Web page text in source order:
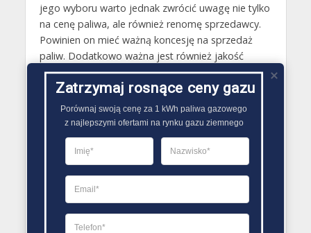
jego wyboru warto jednak zwrócić uwagę nie tylko
na cenę paliwa, ale również renomę sprzedawcy.
Powinien on mieć ważną koncesję na sprzedaż
paliw. Dodatkowo ważna jest również jakość
dostarczanego gazu płynnego. To od niej zależy
bowiem właściwie działanie całej instalacji
ogrzewania..
Zatrzymaj rosnące ceny gazu
Porównaj swoją cenę za 1 kWh paliwa gazowego
z najlepszymi ofertami na rynku gazu ziemnego